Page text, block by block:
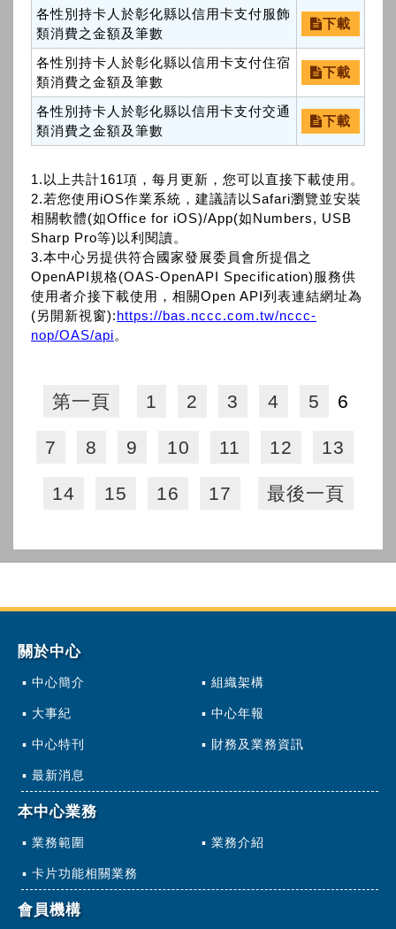
各性別持卡人於彰化縣以信用卡支付服飾
類消費之金額及筆數
下載
各性別持卡人於彰化縣以信用卡支付住宿
類消費之金額及筆數
下載
各性別持卡人於彰化縣以信用卡支付交通
類消費之金額及筆數
下載
1.以上共計161項，每月更新，您可以直接下載使用。
2.若您使用iOS作業系統，建議請以Safari瀏覽並安裝
相關軟體(如Office for iOS)/App(如Numbers, USB
Sharp Pro等)以利閱讀。
3.本中心另提供符合國家發展委員會所提倡之
OpenAPI規格(OAS-OpenAPI Specification)服務供
使用者介接下載使用，相關Open API列表連結網址為
(另開新視窗):https://bas.nccc.com.tw/nccc-
nop/OAS/api。
第一頁 1 2 3 4 5 6
7 8 9 10 11 12 13
14 15 16 17 最後一頁
關於中心
中心簡介 組織架構
大事紀 中心年報
中心特刊 財務及業務資訊
最新消息
本中心業務
業務範圍 業務介紹
卡片功能相關業務
會員機構